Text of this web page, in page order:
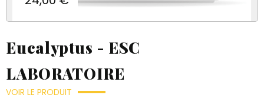
Eucalyptus - ESC
LABORATOIRE
VOIR LE PRODUIT